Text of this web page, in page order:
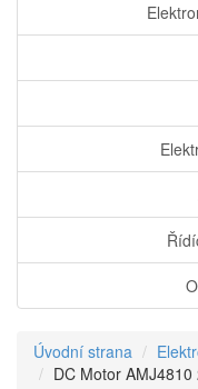
Úvodní strana
DC Motor AMJ4810